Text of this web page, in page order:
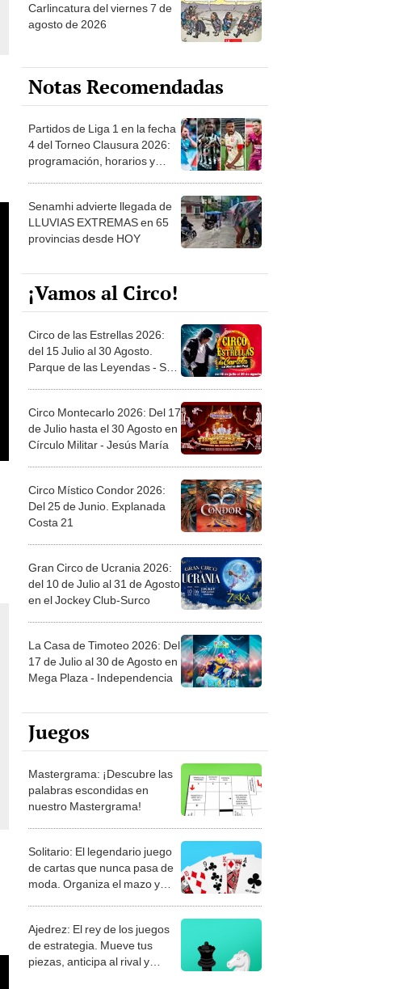
Carlincatura del viernes 7 de
agosto de 2026
Notas Recomendadas
Partidos de Liga 1 en la fecha
4 del Torneo Clausura 2026:
programación, horarios y
Senamhi advierte llegada de
LLUVIAS EXTREMAS en 65
provincias desde HOY
¡Vamos al Circo!
Circo de las Estrellas 2026:
del 15 Julio al 30 Agosto.
Parque de las Leyendas - San
Circo Montecarlo 2026: Del 17
de Julio hasta el 30 Agosto en
Círculo Militar - Jesús María
Circo Místico Condor 2026:
Del 25 de Junio. Explanada
Costa 21
Gran Circo de Ucrania 2026:
del 10 de Julio al 31 de Agosto
en el Jockey Club-Surco
La Casa de Timoteo 2026: Del
17 de Julio al 30 de Agosto en
Mega Plaza - Independencia
Juegos
Mastergrama: ¡Descubre las
palabras escondidas en
nuestro Mastergrama!
Solitario: El legendario juego
de cartas que nunca pasa de
moda. Organiza el mazo y
Ajedrez: El rey de los juegos
de estrategia. Mueve tus
piezas, anticipa al rival y